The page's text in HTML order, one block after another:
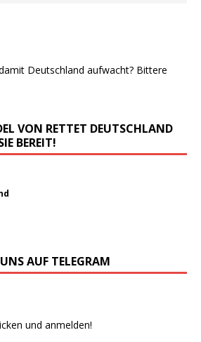
Deutschland aufwacht? Bittere
VON RETTET DEUTSCHLAND
BEREIT!
AUF TELEGRAM
und anmelden!